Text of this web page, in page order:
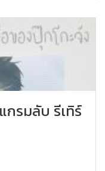
กรมลับ รีเทิร์